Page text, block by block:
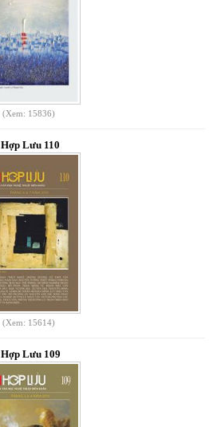
(Xem: 15836)
Hợp Lưu 110
(Xem: 15614)
Hợp Lưu 109